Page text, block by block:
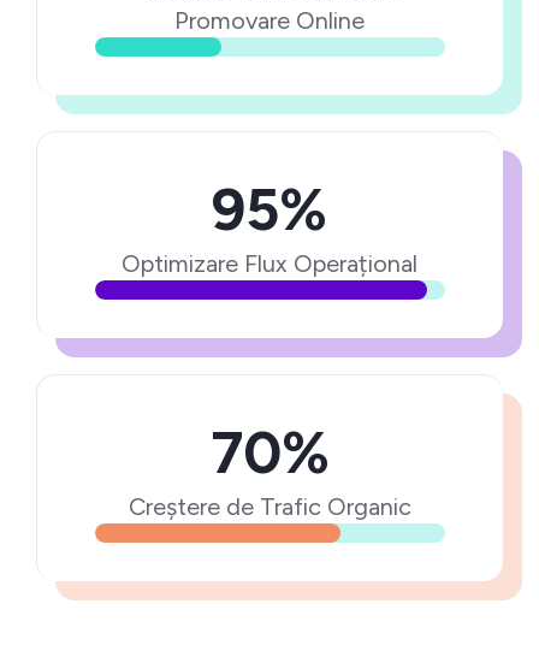
Promovare Online
95%
Optimizare Flux Operațional
70%
Creștere de Trafic Organic